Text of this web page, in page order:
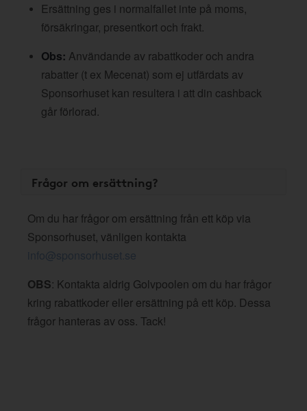
Ersättning ges i normalfallet inte på moms,
försäkringar, presentkort och frakt.
Obs: Användande av rabattkoder och andra
rabatter (t ex Mecenat) som ej utfärdats av
Sponsorhuset kan resultera i att din cashback
går förlorad.
Frågor om ersättning?
Om du har frågor om ersättning från ett köp via
Sponsorhuset, vänligen kontakta
info@sponsorhuset.se
OBS: Kontakta aldrig Golvpoolen om du har frågor
kring rabattkoder eller ersättning på ett köp. Dessa
frågor hanteras av oss. Tack!